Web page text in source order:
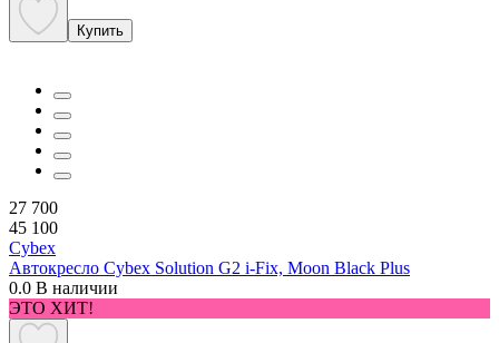
Купить
27 700
45 100
Cybex
Автокресло Cybex Solution G2 i-Fix, Moon Black Plus
0.0 В наличии
ЭТО ХИТ!